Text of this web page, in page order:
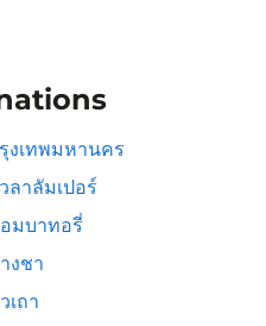
งเทพมหานคร
ลาลัมเปอร์
มบาทอรี่
งชา
เถา